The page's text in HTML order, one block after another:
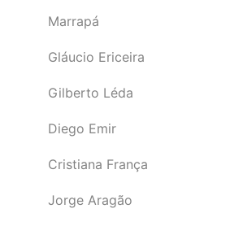
Marrapá
Gláucio Ericeira
Gilberto Léda
Diego Emir
Cristiana França
Jorge Aragão